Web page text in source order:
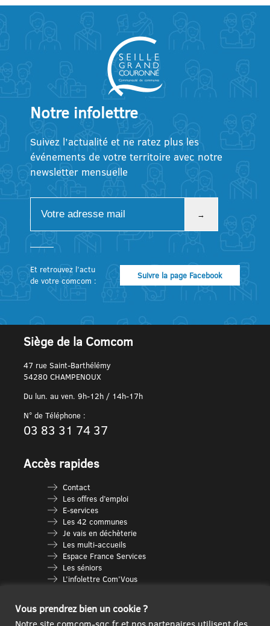
Notre infolettre
Suivez l’actualité et ne ratez plus les
événements de votre territoire avec notre
newsletter mensuelle
Et retrouvez l’actu
de votre comcom :
Suivre la page Facebook
Siège de la Comcom
47 rue Saint-Barthélémy
54280 CHAMPENOUX
Du lun. au ven. 9h-12h / 14h-17h
N° de Téléphone :
03 83 31 74 37
Accès rapides
Contact
Les offres d’emploi
E-services
Les 42 communes
Je vais en déchèterie
Les multi-accueils
Espace France Services
Les séniors
L’infolettre Com’Vous
Vous prendrez bien un cookie ?